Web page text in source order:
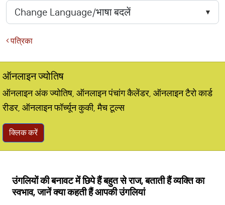
पत्रिका
ऑनलाइन ज्योतिष
ऑनलाइन अंक ज्योतिष, ऑनलाइन पंचांग कैलेंडर, ऑनलाइन टैरो कार्ड
रीडर, ऑनलाइन फॉर्च्यून कुकी, मैच टूल्स
क्लिक करें
उंगलियों की बनावट में छिपे हैं बहुत से राज, बताती हैं व्यक्ति का
स्वभाव, जानें क्या कहती हैं आपकी उंगलियां